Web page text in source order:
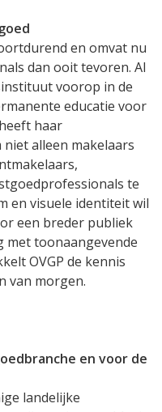
en omvat nu
dan ooit tevoren. Al
voorop in de
educatie voor
haar
alleen makelaars
te
en visuele identiteit wil
een breder publiek
met toonaangevende
OVGP de kennis
van morgen.
en voor de
landelijke